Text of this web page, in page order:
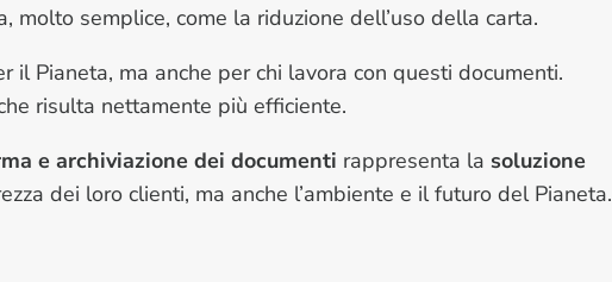
semplice, come la riduzione dell’uso della carta.
Pianeta, ma anche per chi lavora con questi documenti.
risulta nettamente più efficiente.
e archiviazione dei documenti rappresenta la soluzione
dei loro clienti, ma anche l’ambiente e il futuro del Pianeta.